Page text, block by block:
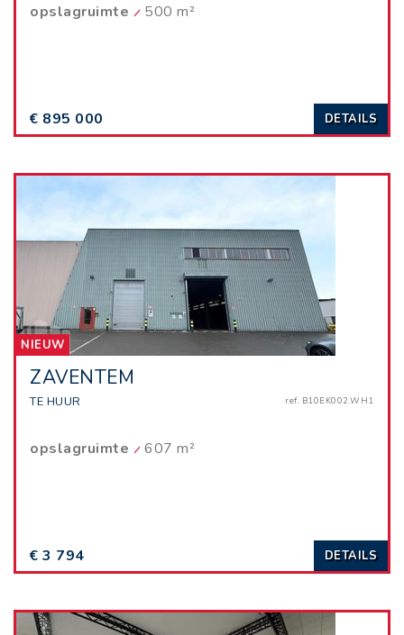
opslagruimte 500 m²
€ 895 000 DETAILS
NIEUW
ZAVENTEM
TE HUUR ref. B10EK002.WH1
opslagruimte 607 m²
€ 3 794 DETAILS